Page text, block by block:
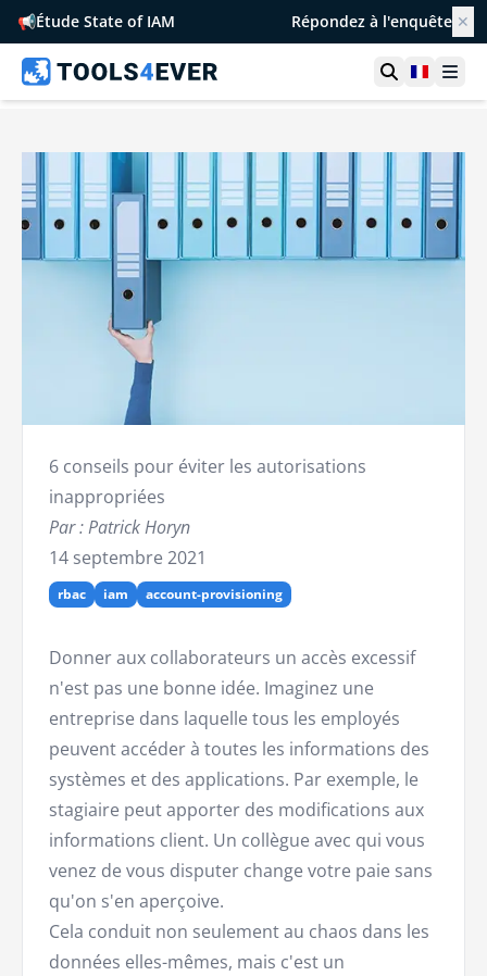
📢Étude State of IAM Répondez à l'enquête ✕
Ouvrir la
France
6 conseils pour éviter les autorisations
inappropriées
Par : Patrick Horyn
14 septembre 2021
rbac iam account-provisioning
Donner aux collaborateurs un accès excessif
n'est pas une bonne idée. Imaginez une
entreprise dans laquelle tous les employés
peuvent accéder à toutes les informations des
systèmes et des applications. Par exemple, le
stagiaire peut apporter des modifications aux
informations client. Un collègue avec qui vous
venez de vous disputer change votre paie sans
qu'on s'en aperçoive.
Cela conduit non seulement au chaos dans les
données elles-mêmes, mais c'est un